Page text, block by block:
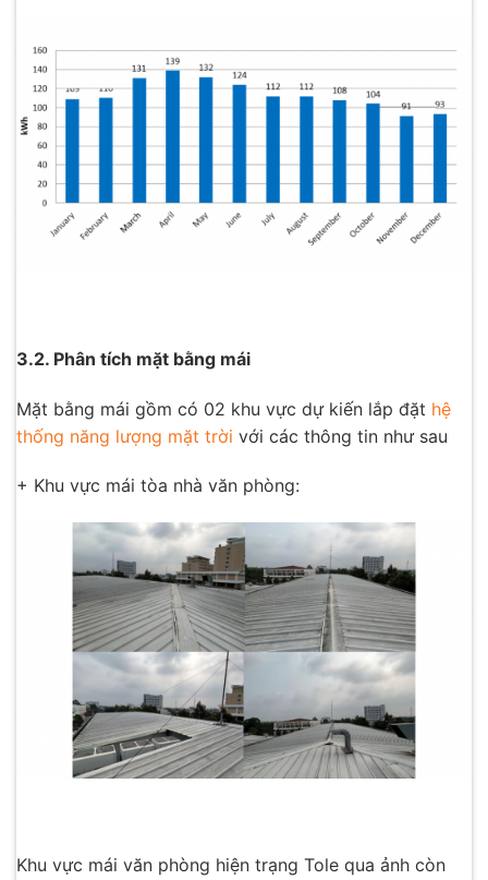
3.2. Phân tích mặt bằng mái
Mặt bằng mái gồm có 02 khu vực dự kiến lắp đặt hệ
thống năng lượng mặt trời với các thông tin như sau
+ Khu vực mái tòa nhà văn phòng:
Khu vực mái văn phòng hiện trạng Tole qua ảnh còn